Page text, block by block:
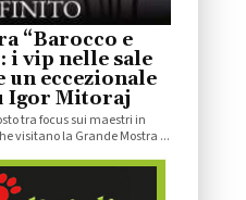
“Barocco e
i vip nelle sale
un eccezionale
Igor Mitoraj
tra focus sui maestri in
visitano la Grande Mostra ...